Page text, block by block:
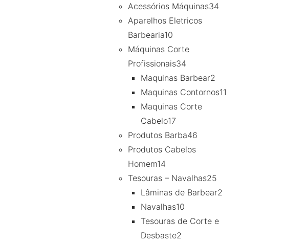
Acessórios Máquinas34
Aparelhos Eletricos
Barbearia10
Máquinas Corte
Profissionais34
Maquinas Barbear2
Maquinas Contornos11
Maquinas Corte
Cabelo17
Produtos Barba46
Produtos Cabelos
Homem14
Tesouras – Navalhas25
Lâminas de Barbear2
Navalhas10
Tesouras de Corte e
Desbaste2